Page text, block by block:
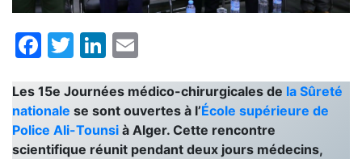
Facebook
TwitterLinkedIn
Les 15e Journées médico-chirurgicales de la Sûreté
nationale se sont ouvertes à l’École supérieure de
Police Ali-Tounsi à Alger. Cette rencontre
scientifique réunit pendant deux jours médecins,